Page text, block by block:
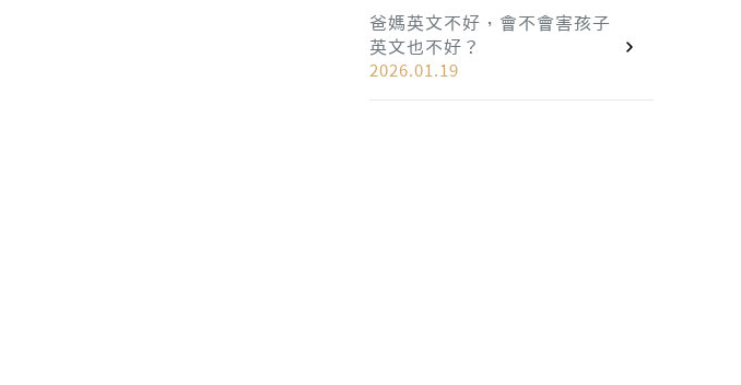
爸媽英文不好，會不會害孩子
英文也不好？
2026.01.19